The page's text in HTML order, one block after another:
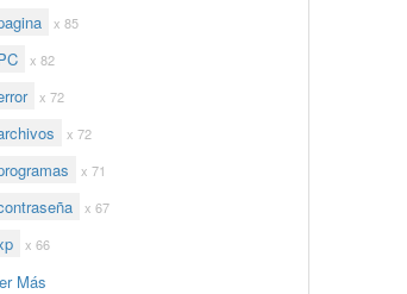
x 85
x 82
x 72
x 72
x 71
x 67
x 66
Más